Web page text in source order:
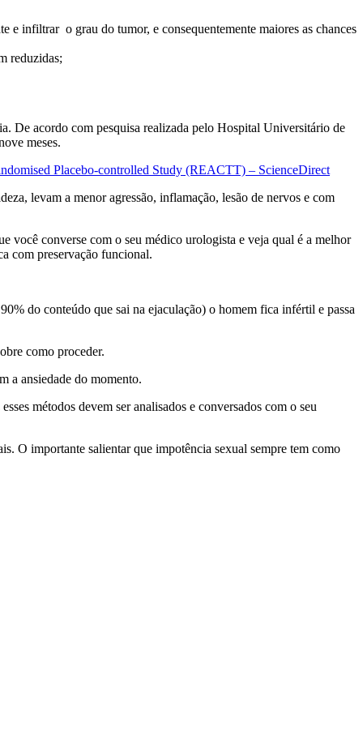
e infiltrar o grau do tumor, e consequentemente maiores as chances
reduzidas;
De acordo com pesquisa realizada pelo Hospital Universitário de
meses.
Placebo-controlled Study (REACTT) – ScienceDirect
levam a menor agressão, inflamação, lesão de nervos e com
você converse com o seu médico urologista e veja qual é a melhor
com preservação funcional.
do conteúdo que sai na ejaculação) o homem fica infértil e passa
como proceder.
a ansiedade do momento.
métodos devem ser analisados e conversados com o seu
O importante salientar que impotência sexual sempre tem como